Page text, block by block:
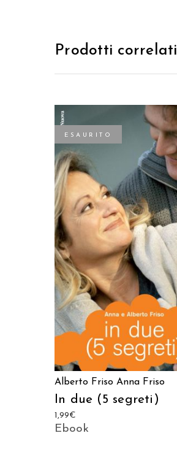
Prodotti correlati
ESAURITO
LEGGI TUTTO
Alberto Friso Anna Friso
In due (5 segreti)
1,99€
Ebook